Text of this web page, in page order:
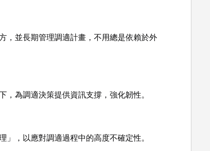
，並長期管理調適計畫，不用總是依賴於外
為調適決策提供資訊支撐，強化韌性。
，以應對調適過程中的高度不確定性。